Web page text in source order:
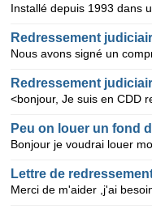
Redressement
Peu on louer un fond
Lettre de